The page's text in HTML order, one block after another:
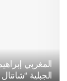
المغربي
الجبلية “شانتال